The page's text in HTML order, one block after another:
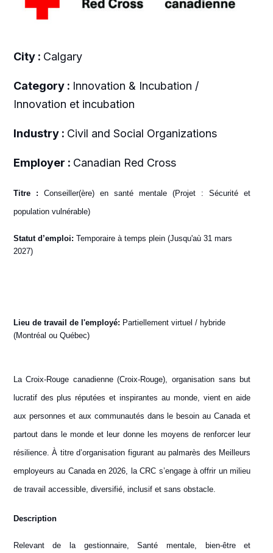
City : Calgary
Category : Innovation & Incubation /
Innovation et incubation
Industry : Civil and Social Organizations
Employer : Canadian Red Cross
Titre : Conseiller(ère) en santé mentale (Projet : Sécurité et
population vulnérable)
Statut d’emploi: Temporaire à temps plein (Jusqu'aù 31 mars
2027)
Lieu de travail de l'employé: Partiellement virtuel / hybride
(Montréal ou Québec)
La Croix-Rouge canadienne (Croix-Rouge), organisation sans but
lucratif des plus réputées et inspirantes au monde, vient en aide
aux personnes et aux communautés dans le besoin au Canada et
partout dans le monde et leur donne les moyens de renforcer leur
résilience. À titre d’organisation figurant au palmarès des Meilleurs
employeurs au Canada en 2026, la CRC s’engage à offrir un milieu
de travail accessible, diversifié, inclusif et sans obstacle.
Description
Relevant de la gestionnaire, Santé mentale, bien-être et